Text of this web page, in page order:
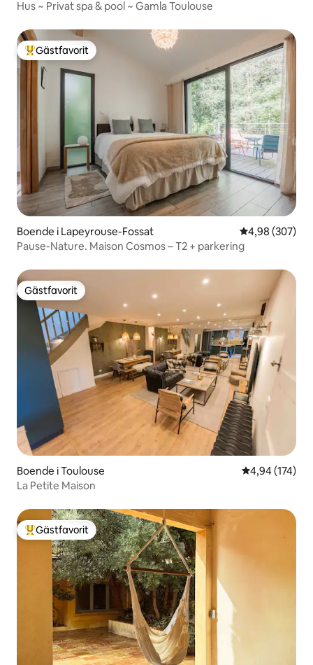
Hus ~ Privat spa & pool ~ Gamla Toulouse
Populär gästfavorit
Gästfavorit
Boende i Lapeyrouse-Fossat 4,98 av 5 i
4,98 (307)
Pause-Nature. Maison Cosmos – T2 + parkering
Gästfavorit
Gästfavorit
Boende i Toulouse 4,94 av 5 i
4,94 (174)
La Petite Maison
Populär gästfavorit
Gästfavorit